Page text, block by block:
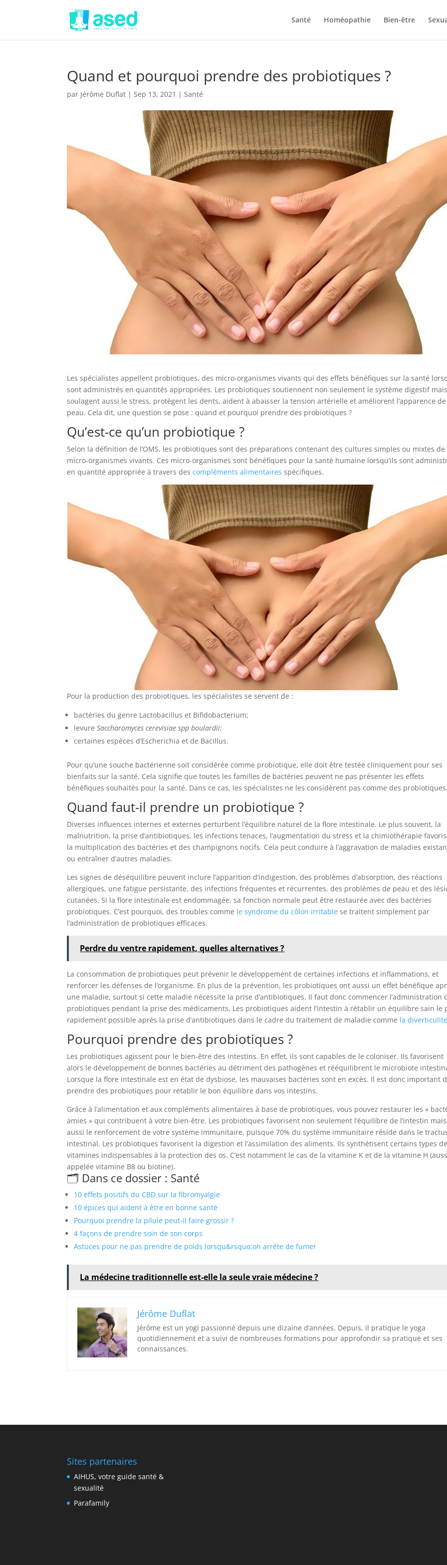
Santé Homéopathie Bien-être
Quand et pourquoi prendre des probiotiques ?
par Jérôme Duflat |Sep 13, 2021 |Santé
Les spécialistes appellent probiotiques, des micro-organismes vivants qui des effets bénéfiques sur la santé
sont administrés en quantités appropriées. Les probiotiques soutiennent non seulement le système digestif
soulagent aussi le stress, protègent les dents, aident à abaisser la tension artérielle et améliorent l’apparence
peau. Cela dit, une question se pose : quand et pourquoi prendre des probiotiques ?
Qu’est-ce qu’un probiotique ?
Selon la définition de l’OMS, les probiotiques sont des préparations contenant des cultures simples ou mixtes de
micro-organismes vivants. Ces micro-organismes sont bénéfiques pour la santé humaine lorsqu’ils sont
en quantité appropriée à travers descompléments alimentaires spécifiques.
Pour la production des probiotiques, les spécialistes se servent de :
bactéries du genre Lactobacillus et Bifidobacterium;
levureSaccharomyces cerevisiae spp boulardii;
certaines espèces d’Escherichia et de Bacillus.
Pour qu’une souche bactérienne soit considérée comme probiotique, elle doit être testée cliniquement pour ses
bienfaits sur la santé. Cela signifie que toutes les familles de bactéries peuvent ne pas présenter les effets
bénéfiques souhaités pour la santé. Dans ce cas, les spécialistes ne les considèrent pas comme des
Quand faut-il prendre un probiotique ?
Diverses influences internes et externes perturbent l’équilibre naturel de la flore intestinale. Le plus souvent, la
malnutrition, la prise d’antibiotiques, les infections tenaces, l’augmentation du stress et la chimiothérapie
la multiplication des bactéries et des champignons nocifs. Cela peut conduire à l’aggravation de maladies
ou entraîner d’autres maladies.
Les signes de déséquilibre peuvent inclure l’apparition d’indigestion, des problèmes d’absorption, des réactions
allergiques, une fatigue persistante, des infections fréquentes et récurrentes, des problèmes de peau et des
cutanées. Si la flore intestinale est endommagée, sa fonction normale peut être restaurée avec des bactéries
probiotiques. C’est pourquoi, des troubles comme le syndrome du côlon irritable se traitent simplement par
l’administration de probiotiques efficaces.
Perdre du ventre rapidement, quelles alternatives ?
La consommation de probiotiques peut prévenir le développement de certaines infections et inflammations, et
renforcer les défenses de l’organisme. En plus de la prévention, les probiotiques ont aussi un effet bénéfique
une maladie, surtout si cette maladie nécessite la prise d’antibiotiques. Il faut donc commencer l’administration
probiotiques pendant la prise des médicaments. Les probiotiques aident l’intestin à rétablir un équilibre sain le
rapidement possible après la prise d’antibiotiques dans le cadre du traitement de maladie comme la
Pourquoi prendre des probiotiques ?
Les probiotiques agissent pour le bien-être des intestins. En effet, ils sont capables de le coloniser. Ils favorisent
alors le développement de bonnes bactéries au détriment des pathogènes et rééquilibrent le microbiote
Lorsque la flore intestinale est en état de dysbiose, les mauvaises bactéries sont en excès. Il est donc important
prendre des probiotiques pour rétablir le bon équilibre dans vos intestins.
Grâce à l’alimentation et aux compléments alimentaires à base de probiotiques, vous pouvez restaurer les «
amies » qui contribuent à votre bien-être. Les probiotiques favorisent non seulement l’équilibre de l’intestin mais
aussi le renforcement de votre système immunitaire, puisque 70% du système immunitaire réside dans le
intestinal. Les probiotiques favorisent la digestion et l’assimilation des aliments. Ils synthétisent certains types
vitamines indispensables à la protection des os. C’est notamment le cas de la vitamine K et de la vitamine H
appelée vitamine B8 ou biotine).
🗂️ Dans ce dossier : Santé
10 effets positifs du CBD sur la fibromyalgie
10 épices qui aident à être en bonne santé
Pourquoi prendre la pilule peut-il faire grossir ?
4 façons de prendre soin de son corps
Astuces pour ne pas prendre de poids lorsqu&rsquo;on arrête de fumer
La médecine traditionnelle est-elle la seule vraie médecine ?
Jérôme Duflat
Jérôme est un yogi passionné depuis une dizaine d’années. Depuis, il pratique le yoga
quotidiennement et a suivi de nombreuses formations pour approfondir sa pratique et ses
connaissances.
Sites partenaires
AIHUS, votre guide santé &
sexualité
Parafamily